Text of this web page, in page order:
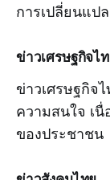
การเปลี่ยนแป
ข่าวเศรษฐกิจไ
ข่าวเศรษฐกิจ
ความสนใจ เ
ของประชาชน